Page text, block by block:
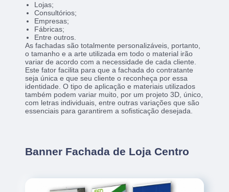
Lojas;
Consultórios;
Empresas;
Fábricas;
Entre outros.
As fachadas são totalmente personalizáveis, portanto,
o tamanho e a arte utilizada em todo o material irão
variar de acordo com a necessidade de cada cliente.
Este fator facilita para que a fachada do contratante
seja única e que seu cliente o reconheça por essa
identidade. O tipo de aplicação e materiais utilizados
também podem variar muito, por um projeto 3D, único,
com letras individuais, entre outras variações que são
essenciais para garantirem a sofisticação desejada.
Banner Fachada de Loja Centro